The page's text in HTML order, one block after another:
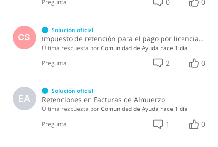
Pregunta
0 0
CS
Solución oficial
Impuesto de retención para el pago por licencia de software y soporte de software ?
Última respuesta porComunidad de Ayuda hace 1 día
Pregunta
2 0
EA
Solución oficial
Retenciones en Facturas de Almuerzo
Última respuesta porComunidad de Ayuda hace 1 día
Pregunta
1 0